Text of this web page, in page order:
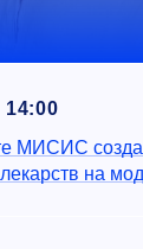
МИСИС
на